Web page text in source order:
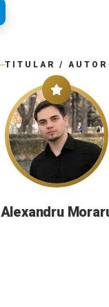
TITULAR / AUTOR
Alexandru